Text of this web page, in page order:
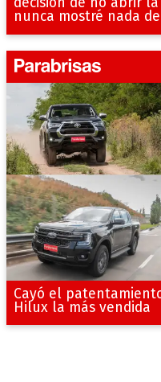
nunca mostré nada
Cayó el
Hilux la más vendida